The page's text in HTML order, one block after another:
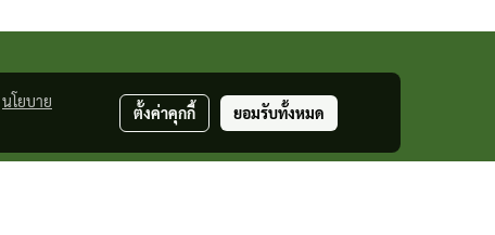
นโยบาย
ตั้งค่าคุกกี้ ยอมรับทั้งหมด